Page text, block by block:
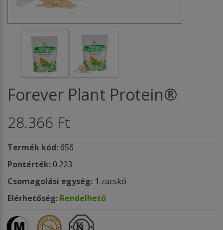
Forever Plant Protein®
28.366 Ft
Termék kód:656
Pontérték:0.223
Csomagolási egység: 1 zacskó
Elérhetőség: Rendelhető